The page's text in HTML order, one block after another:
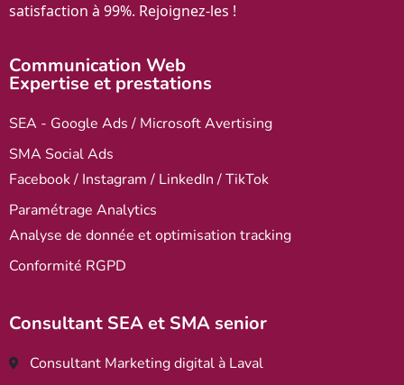
satisfaction à 99%. Rejoignez-les !
Communication Web
Expertise et prestations
SEA - Google Ads / Microsoft Avertising
SMA Social Ads
Facebook / Instagram / LinkedIn / TikTok
Paramétrage Analytics
Analyse de donnée et optimisation tracking
Conformité RGPD
Consultant SEA et SMA senior
Consultant Marketing digital à Laval